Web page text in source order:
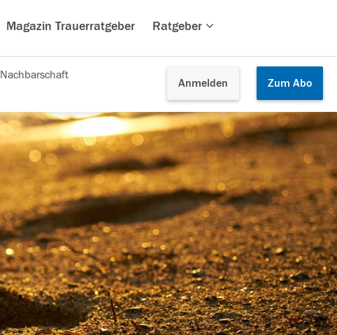
Magazin Trauerratgeber Ratgeber
Anmelden Zum Abo
Nachbarschaft